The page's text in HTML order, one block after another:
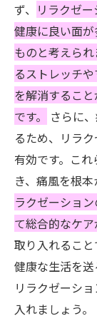
ず、 リラクゼ
健康に良い面
ものと考えられ
るストレッチ
を解消するこ
です。
さらに
るため、リラ
有効です。こ
き、痛風を根
ラクゼーショ
て総合的なケア
取り入れること
健康な生活を送
リラクゼーシ
入れましょう。